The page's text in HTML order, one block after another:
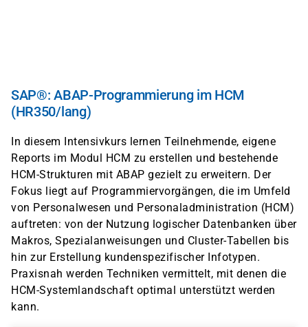
SAP®: ABAP-Programmierung im HCM
(HR350/lang)
In diesem Intensivkurs lernen Teilnehmende, eigene
Reports im Modul HCM zu erstellen und bestehende
HCM-Strukturen mit ABAP gezielt zu erweitern. Der
Fokus liegt auf Programmiervorgängen, die im Umfeld
von Personalwesen und Personaladministration (HCM)
auftreten: von der Nutzung logischer Datenbanken über
Makros, Spezialanweisungen und Cluster-Tabellen bis
hin zur Erstellung kundenspezifischer Infotypen.
Praxisnah werden Techniken vermittelt, mit denen die
HCM-Systemlandschaft optimal unterstützt werden
kann.